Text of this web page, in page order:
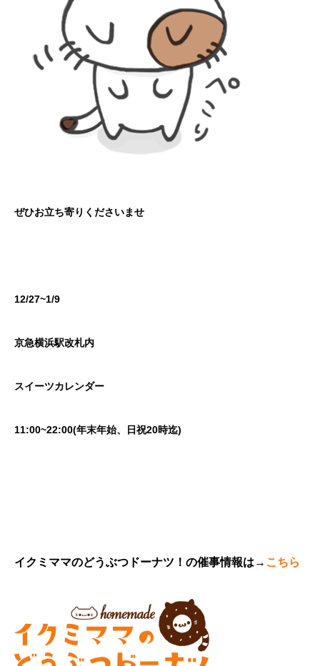
ぜひお立ち寄りくださいませ
12/27~1/9
京急横浜駅改札内
スイーツカレンダー
11:00~22:00(年末年始、日祝20時迄)
イクミママのどうぶつドーナツ！の催事情報は→ こちら